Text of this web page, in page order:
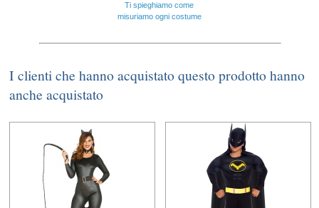
Ti spieghiamo come
misuriamo ogni costume
I clienti che hanno acquistato questo prodotto hanno
anche acquistato